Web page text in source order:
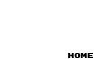
HOME